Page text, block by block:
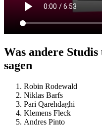
Was andere
sagen
Robin Rodewald
Niklas Barfs
Pari Qarehdaghi
Klemens Fleck
Andres Pinto